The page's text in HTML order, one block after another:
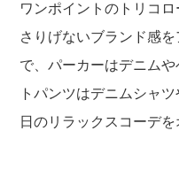
ワンポイントのトリコ
さりげないブランド感
で、パーカーはデニム
トパンツはデニムシャ
日のリラックスコーデ